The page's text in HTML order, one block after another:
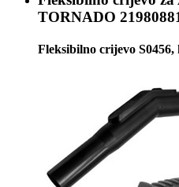
TORNADO
Fleksibilno crijevo